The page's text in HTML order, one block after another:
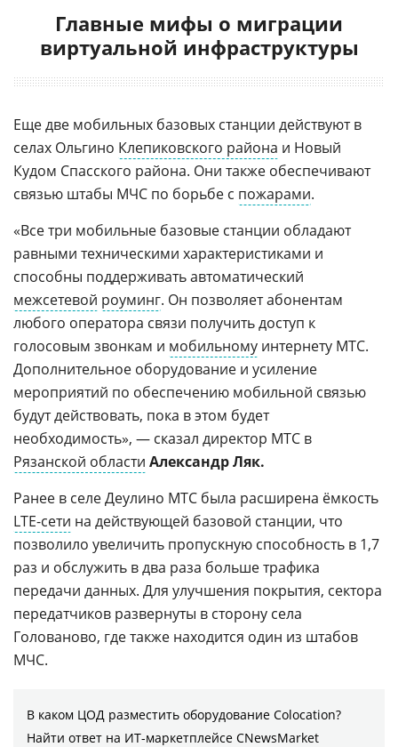
Главные мифы о миграции
виртуальной инфраструктуры
Еще две мобильных базовых станции действуют в
селах Ольгино Клепиковского района и Новый
Кудом Спасского района. Они также обеспечивают
связью штабы МЧС по борьбе с пожарами.
«Все три мобильные базовые станции обладают
равными техническими характеристиками и
способны поддерживать автоматический
межсетевой роуминг. Он позволяет абонентам
любого оператора связи получить доступ к
голосовым звонкам и мобильному интернету МТС.
Дополнительное оборудование и усиление
мероприятий по обеспечению мобильной связью
будут действовать, пока в этом будет
необходимость», — сказал директор МТС в
Рязанской области Александр Ляк.
Ранее в селе Деулино МТС была расширена ёмкость
LTE-сети на действующей базовой станции, что
позволило увеличить пропускную способность в 1,7
раз и обслужить в два раза больше трафика
передачи данных. Для улучшения покрытия, сектора
передатчиков развернуты в сторону села
Голованово, где также находится один из штабов
МЧС.
В каком ЦОД разместить оборудование Colocation?
Найти ответ на ИТ-маркетплейсе CNewsMarket